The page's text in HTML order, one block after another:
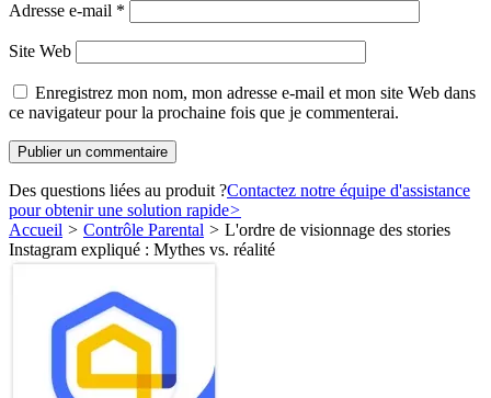
Adresse e-mail *
Site Web
Enregistrez mon nom, mon adresse e-mail et mon site Web dans
ce navigateur pour la prochaine fois que je commenterai.
Des questions liées au produit ?Contactez notre équipe d'assistance
pour obtenir une solution rapide>
Accueil > Contrôle Parental > L'ordre de visionnage des stories
Instagram expliqué : Mythes vs. réalité